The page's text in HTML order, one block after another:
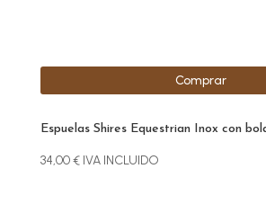
Espuelas Shires Equestrian Inox con
34,00€ IVA INCLUIDO
Comprar